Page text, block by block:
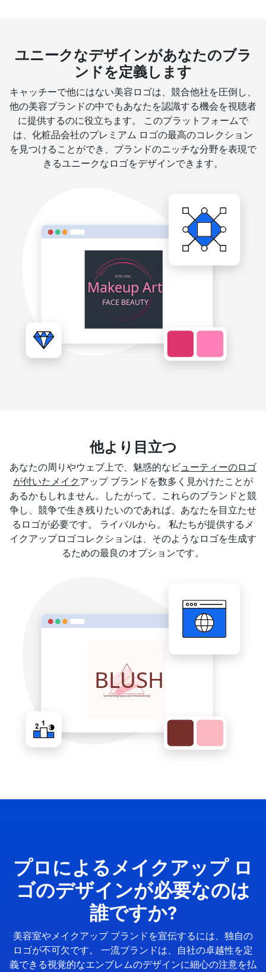
ユニークなデザインがあなたのブラ
ンドを定義します
キャッチーで他にはない美容ロゴは、競合他社を圧倒し、
他の美容ブランドの中でもあなたを認識する機会を視聴者
に提供するのに役立ちます。 このプラットフォームで
は、化粧品会社のプレミアム ロゴの最高のコレクション
を見つけることができ、ブランドのニッチな分野を表現で
きるユニークなロゴをデザインできます。
他より目立つ
あなたの周りやウェブ上で、魅惑的なビ ューティーのロゴ
が付いたメイク アップ ブランドを数多く見かけたことが
あるかもしれません。したがって、これらのブランドと競
争し、競争で生き残りたいのであれば、あなたを目立たせ
るロゴが必要です。 ライバルから。 私たちが提供するメ
イクアップロゴコレクションは、そのようなロゴを生成す
るための最良のオプションです。
プロによるメイクアップ ロ
ゴのデザインが必要なのは
誰ですか?
美容室やメイクアップ ブランドを宣伝するには、独自の
ロゴが不可欠です。 一流ブランドは、自社の卓越性を定
義できる視覚的なエンブレムのデザインに細心の注意を払